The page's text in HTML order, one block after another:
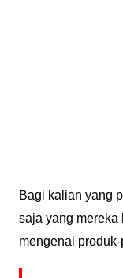
Bagi kalian yang
saja yang mereka
mengenai